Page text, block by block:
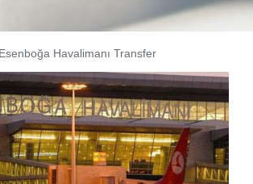
Havalimanı Transfer